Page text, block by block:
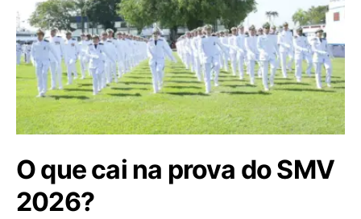
O que cai na prova do SMV
2026?